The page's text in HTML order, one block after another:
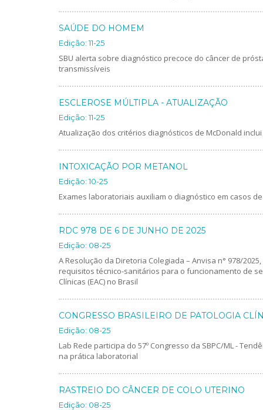
SAÚDE DO HOMEM
Edição: 11-25
SBU alerta sobre diagnóstico precoce do câncer de
transmissíveis
ESCLEROSE MÚLTIPLA - ATUALIZAÇÃO
Edição: 11-25
Atualização dos critérios diagnósticos de McDonald
INTOXICAÇÃO POR METANOL
Edição: 10-25
Exames laboratoriais auxiliam o diagnóstico em casos
RDC 978 DE 6 DE JUNHO DE 2025
Edição: 08-25
A Resolução da Diretoria Colegiada – Anvisa n° 978/
requisitos técnico-sanitários para o funcionamento de
Clínicas (EAC) no Brasil
CONGRESSO BRASILEIRO DE PATOLOGIA
Edição: 08-25
Lab Rede participa do 57º Congresso da SBPC/ML -
na prática laboratorial
RASTREIO DO CÂNCER DE COLO UTERINO
Edição: 08-25